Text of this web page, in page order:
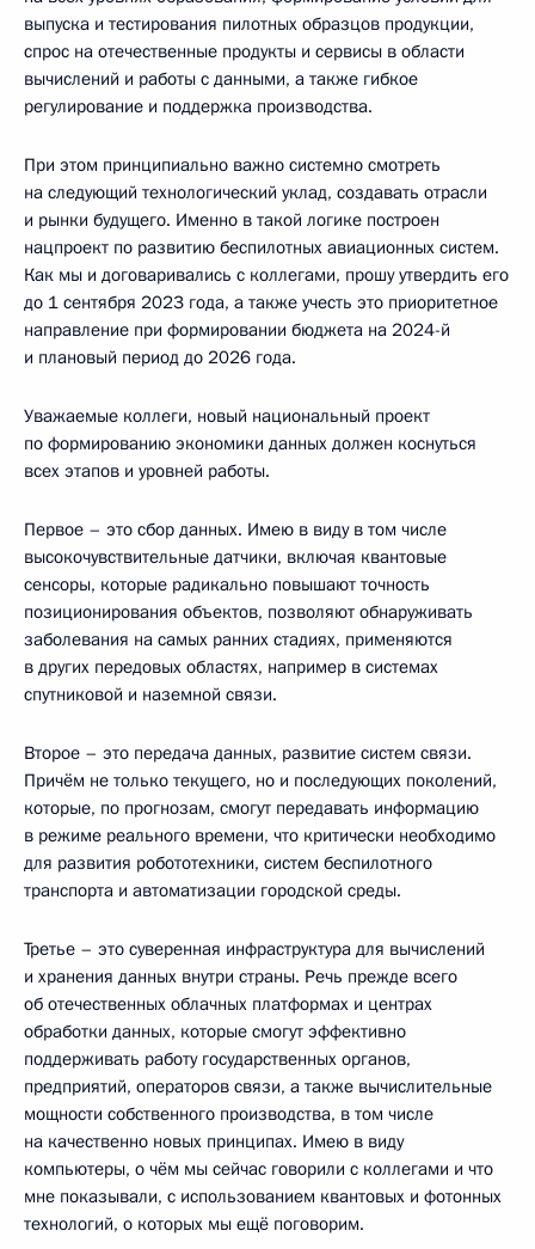
выпуска и тестирования пилотных образцов продукции,
спрос на отечественные продукты и сервисы в области
вычислений и работы с данными, а также гибкое
регулирование и поддержка производства.
При этом принципиально важно системно смотреть
на следующий технологический уклад, создавать отрасли
и рынки будущего. Именно в такой логике построен
нацпроект по развитию беспилотных авиационных систем.
Как мы и договаривались с коллегами, прошу утвердить его
до 1 сентября 2023 года, а также учесть это приоритетное
направление при формировании бюджета на 2024-й
и плановый период до 2026 года.
Уважаемые коллеги, новый национальный проект
по формированию экономики данных должен коснуться
всех этапов и уровней работы.
Первое – это сбор данных. Имею в виду в том числе
высокочувствительные датчики, включая квантовые
сенсоры, которые радикально повышают точность
позиционирования объектов, позволяют обнаруживать
заболевания на самых ранних стадиях, применяются
в других передовых областях, например в системах
спутниковой и наземной связи.
Второе – это передача данных, развитие систем связи.
Причём не только текущего, но и последующих поколений,
которые, по прогнозам, смогут передавать информацию
в режиме реального времени, что критически необходимо
для развития робототехники, систем беспилотного
транспорта и автоматизации городской среды.
Третье – это суверенная инфраструктура для вычислений
и хранения данных внутри страны. Речь прежде всего
об отечественных облачных платформах и центрах
обработки данных, которые смогут эффективно
поддерживать работу государственных органов,
предприятий, операторов связи, а также вычислительные
мощности собственного производства, в том числе
на качественно новых принципах. Имею в виду
компьютеры, о чём мы сейчас говорили с коллегами и что
мне показывали, с использованием квантовых и фотонных
технологий, о которых мы ещё поговорим.